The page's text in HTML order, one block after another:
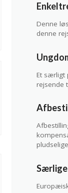
Denne
denne
Et særligt
rejsende